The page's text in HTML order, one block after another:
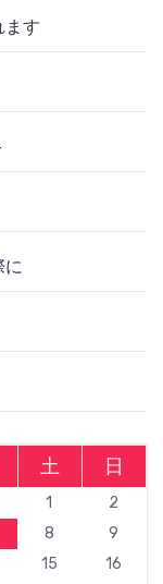
ます
に
土 日
1
2
8
9
15
16